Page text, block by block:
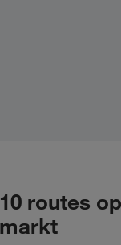
routes